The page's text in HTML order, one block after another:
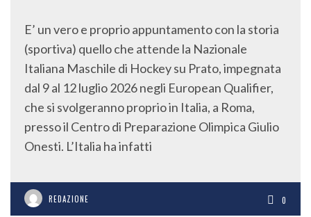
E’ un vero e proprio appuntamento con la storia
(sportiva) quello che attende la Nazionale
Italiana Maschile di Hockey su Prato, impegnata
dal 9 al 12 luglio 2026 negli European Qualifier,
che si svolgeranno proprio in Italia, a Roma,
presso il Centro di Preparazione Olimpica Giulio
Onesti. L’Italia ha infatti
REDAZIONE 0